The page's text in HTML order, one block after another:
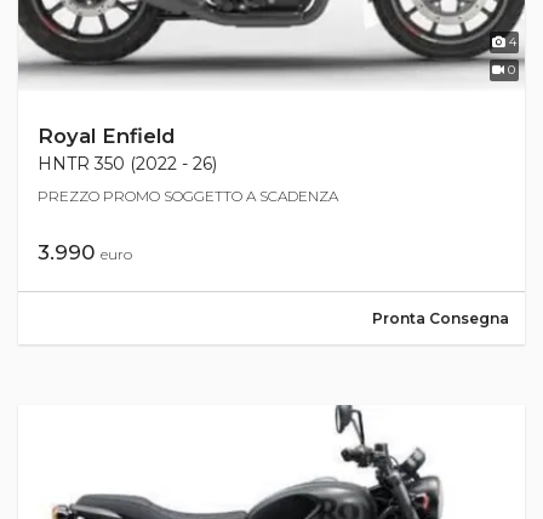
4
0
Royal Enfield
HNTR 350 (2022 - 26)
PREZZO PROMO SOGGETTO A SCADENZA
3.990 euro
Pronta Consegna